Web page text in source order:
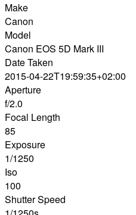
Make
Canon
Model
Canon EOS 5D Mark III
Date Taken
2015-04-22T19:59:35+02:00
Aperture
f/2.0
Focal Length
85
Exposure
1/1250
Iso
100
Shutter Speed